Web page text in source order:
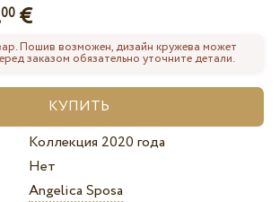
00€
Пошив возможен, дизайн кружева может
заказом обязательно уточните детали.
Коллекция 2020 года
Нет
Angelica Sposa